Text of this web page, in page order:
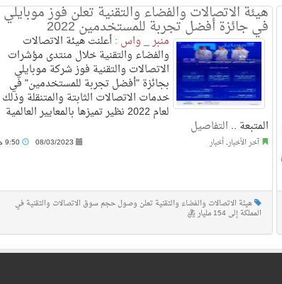
هيئة الاتصالات والفضاء والتقنية تعلن فوز موبايلي
في جائزة أفضل تجربة للمستخدمين 2022
منبر _ واس :أعلنت هيئة الاتصالات
والفضاء والتقنية خلال منتدى مؤشرات
الاتصالات والتقنية فوز شركة موبايلي
بجائزة "أفضل تجربة للمستخدمين" في
خدمات الاتصالات الثابتة والمتنقلة وذلك
لعام 2022 نظير تميزها بالمعايير العالمية
المتبعة .. التفاصيل
آخر الأخبار,أخبار 08/03/2023 9:50 م
هيئة الاتصالات والفضاء والتقنية تعلن وصول حجم سوق الاتصالات والتقنية في
المملكة إلى 154 مليار ريال